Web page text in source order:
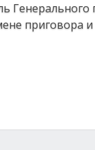
приговора